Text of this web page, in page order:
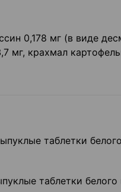
0,178 мг (в виде
мг, крахмал
таблетки
таблетки